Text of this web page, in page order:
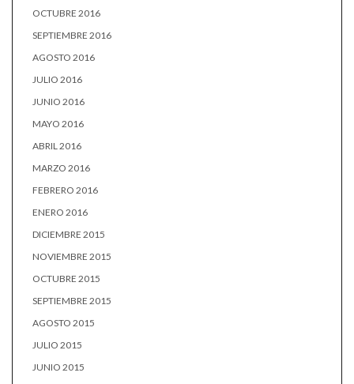
OCTUBRE 2016
SEPTIEMBRE 2016
AGOSTO 2016
JULIO 2016
JUNIO 2016
MAYO 2016
ABRIL 2016
MARZO 2016
FEBRERO 2016
ENERO 2016
DICIEMBRE 2015
NOVIEMBRE 2015
OCTUBRE 2015
SEPTIEMBRE 2015
AGOSTO 2015
JULIO 2015
JUNIO 2015